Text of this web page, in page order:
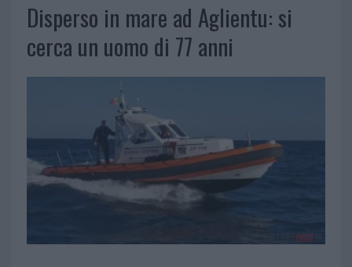
Disperso in mare ad Aglientu: si
cerca un uomo di 77 anni